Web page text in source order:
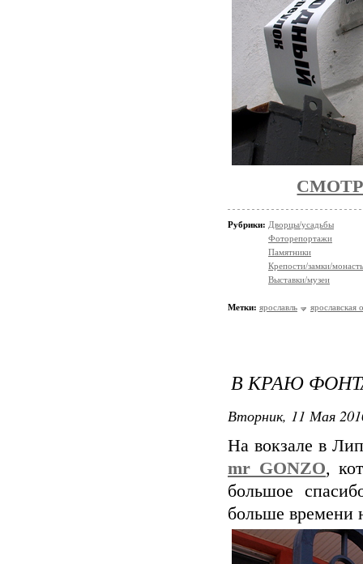
Рубрики: Дворцы/усадьбы
Фоторепортажи
Памятники
Крепости/замки/
Выставки/музеи
Метки: ярославль ярославская
В КРАЮ
Вторник, 11 Мая
На вокзале в
mr_GONZO,
большое
больше времени